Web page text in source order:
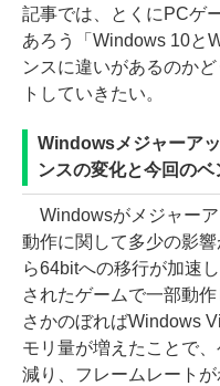
記事では、とくにPCゲ
あろう「Windows 10と
ンスに違いがあるのか
トしていきたい。
Windowsメジャーア
ンスの変化と今回のベ
Windowsがメジャー
動作に関して多少の影
ら64bitへの移行が加速
されたゲームで一部動
さかのぼればWindows
モリ量が増えたことで
減り、フレームレートが